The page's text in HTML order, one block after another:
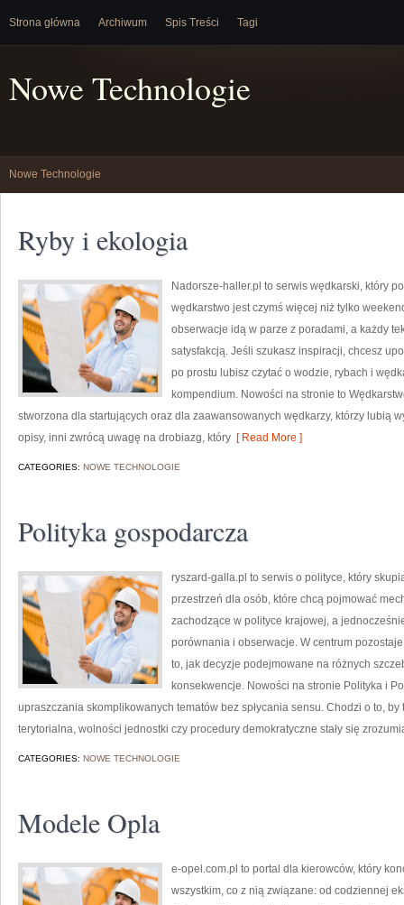
Strona główna Archiwum Spis Treści Tagi
Nowe Technologie
Nowe Technologie
Ryby i ekologia
Nadorsze-haller.pl to serwis wędkarski, który
wędkarstwo jest czymś więcej niż tylko
obserwacje idą w parze z poradami, a każdy
satysfakcją. Jeśli szukasz inspiracji, chcesz
po prostu lubisz czytać o wodzie, rybach i
kompendium. Nowości na stronie to
stworzona dla startujących oraz dla zaawansowanych wędkarzy, którzy lubią
opisy, inni zwrócą uwagę na drobiazg, który [ Read More ]
CATEGORIES: NOWE TECHNOLOGIE
Polityka gospodarcza
ryszard-galla.pl to serwis o polityce, który
przestrzeń dla osób, które chcą pojmować
zachodzące w polityce krajowej, a
porównania i obserwacje. W centrum
to, jak decyzje podejmowane na różnych
konsekwencje. Nowości na stronie Polityka i
upraszczania skomplikowanych tematów bez spłycania sensu. Chodzi o to, by
terytorialna, wolności jednostki czy procedury demokratyczne stały się
CATEGORIES: NOWE TECHNOLOGIE
Modele Opla
e-opel.com.pl to portal dla kierowców, który
wszystkim, co z nią związane: od codziennej